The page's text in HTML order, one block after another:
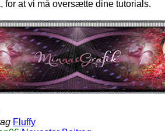
for at vi må oversætte dine tutorials.
Fluffy